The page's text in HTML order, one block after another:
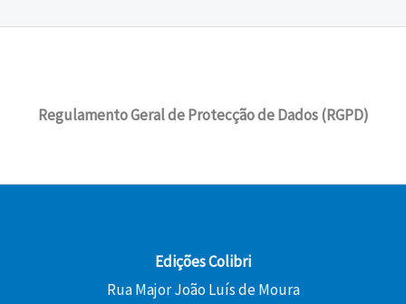
Regulamento Geral de Protecção de Dados (RGPD)
Edições Colibri
Rua Major João Luís de Moura